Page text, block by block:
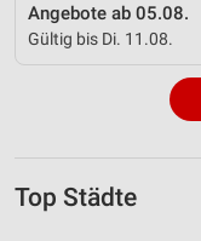
Angebote ab 05.08.
Gültig bis Di. 11.08.
Top Städte